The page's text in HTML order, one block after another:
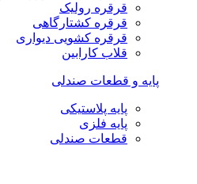
قرقره رولیک
قرقره کشتارگاهی
قرقره کشویی دیواری
قلاب کارابین
پایه و قطعات صندلی
پایه پلاستیکی
پایه فلزی
قطعات صندلی